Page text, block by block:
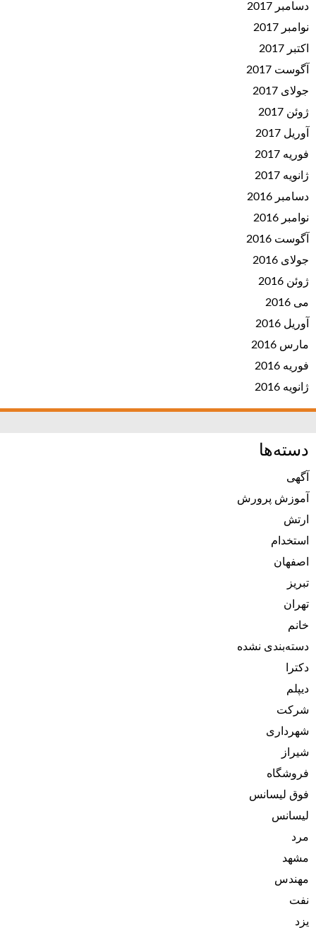
دسامبر 2017
نوامبر 2017
اکتبر 2017
آگوست 2017
جولای 2017
ژوئن 2017
آوریل 2017
فوریه 2017
ژانویه 2017
دسامبر 2016
نوامبر 2016
آگوست 2016
جولای 2016
ژوئن 2016
می 2016
آوریل 2016
مارس 2016
فوریه 2016
ژانویه 2016
دسته‌ها
آگهی
آموزش پرورش
ارتش
استخدام
اصفهان
تبریز
تهران
خانم
دسته‌بندی نشده
دکترا
دیپلم
شرکت
شهرداری
شیراز
فروشگاه
فوق لیسانس
لیسانس
مرد
مشهد
مهندس
نفت
یزد